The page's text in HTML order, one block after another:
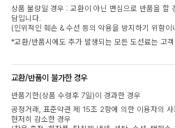
상품 불량일 경우 : 교환이 아닌 변심으로 반품을
담입니다.
(인위적인 훼손 & 수선 등의 악용을 방지하기 위함이
*교환/반품시에도 추가 발생되는 모든 도선료는 고
교환/반품이 불가한 경우
반품기한(상품 수령후 7일)이 경과한 경우
공정거래, 표준약관 제 15조 2항에 의한 이용자의
현저히 감소한 경우